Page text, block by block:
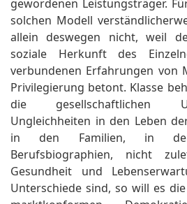
gewordenen Leistungsträger.
solchen Modell
allein deswegen nicht, weil
soziale Herkunft des
verbundenen Erfahrungen von
Privilegierung betont. Klasse
die gesellschaftlichen
Ungleichheiten in den Leben
in den Familien, in
Berufsbiographien, nicht
Gesundheit und
Unterschiede sind, so will es